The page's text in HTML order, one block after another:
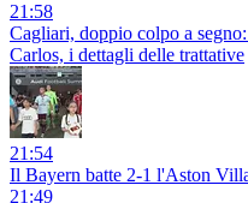
21:58
Cagliari, doppio colpo a
Carlos, i dettagli delle trattative
21:54
Il Bayern batte 2-1 l'Aston
21:49